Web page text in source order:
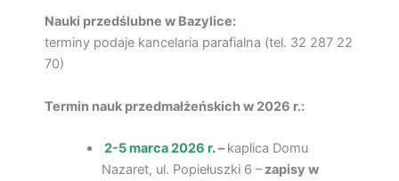
Nauki przedślubne w Bazylice:
terminy podaje kancelaria parafialna (tel. 32 287 22
70)
Termin nauk przedmałżeńskich w 2026 r.:
2-5 marca 2026 r.–kaplica Domu
Nazaret, ul. Popiełuszki 6 –zapisy w